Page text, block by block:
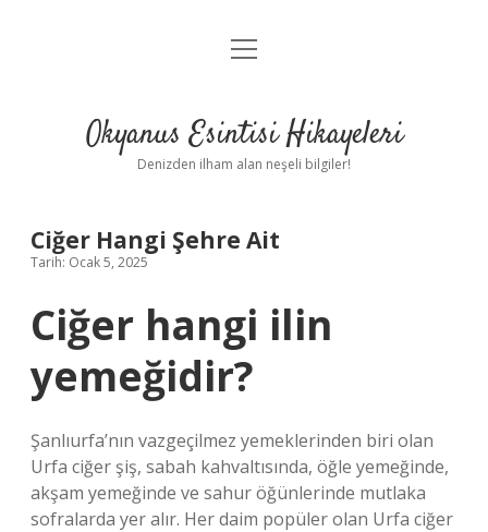
Anasayfa
Yasal Uyarı
menüyü
Okyanus Esintisi Hikayeleri
Denizden ilham alan neşeli bilgiler!
Ciğer Hangi Şehre Ait
Tarih: Ocak 5, 2025
Ciğer hangi ilin
yemeğidir?
Şanlıurfa’nın vazgeçilmez yemeklerinden biri olan
Urfa ciğer şiş, sabah kahvaltısında, öğle yemeğinde,
akşam yemeğinde ve sahur öğünlerinde mutlaka
sofralarda yer alır. Her daim popüler olan Urfa ciğer